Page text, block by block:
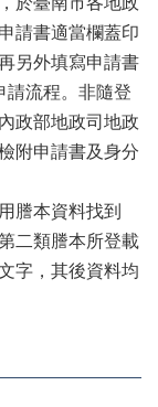
請書適當欄蓋印
另外填寫申請書
請流程。非隨登
政部地政司地政
附申請書及身分
謄本資料找到
二類謄本所登載
字，其後資料均